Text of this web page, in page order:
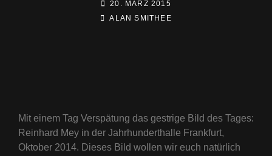
POSTED-
ON
20. MÄRZ 2015
BY
BYLINE
ALAN SMITHEE
Mit einem Tag Verspätung das gestrige Bild des Tages:
Reinhard Mey in der Jahrhunderthalle Frankfurt,
Oktober 2014. Dieses Bild wollen wir euch natürlich